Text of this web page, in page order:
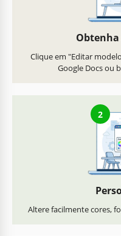
Clique em "Editar
Google Docs ou
2
Altere facilmente cores,